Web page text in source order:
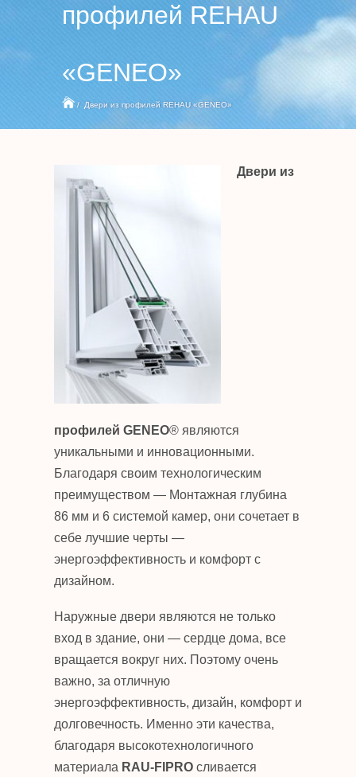
профилей REHAU
«GENEO»
/ Двери из профилей REHAU «GENEO»
Двери из
профилей GENEO® являются
уникальными и инновационными.
Благодаря своим технологическим
преимуществом — Монтажная глубина
86 мм и 6 системой камер, они сочетает в
себе лучшие черты —
энергоэффективность и комфорт с
дизайном.
Наружные двери являются не только
вход в здание, они — сердце дома, все
вращается вокруг них. Поэтому очень
важно, за отличную
энергоэффективность, дизайн, комфорт и
долговечность. Именно эти качества,
благодаря высокотехнологичного
материала RAU-FIPRO сливается